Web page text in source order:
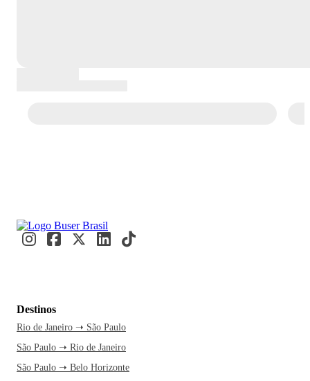
Destinos
Rio de Janeiro ➝ São Paulo
São Paulo ➝ Rio de Janeiro
São Paulo ➝ Belo Horizonte